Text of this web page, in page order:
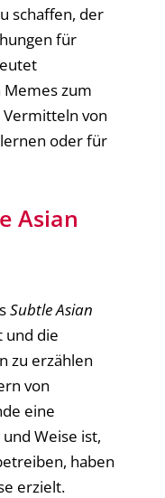
schaffen, der
für
Memes zum
Vermitteln von
oder für
Asian
Subtle Asian
die
zu erzählen
von
eine
Weise ist,
haben
erzielt.